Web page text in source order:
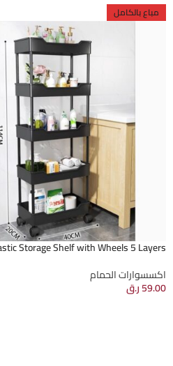
مباع بالكامل
Storage Shelf with Wheels 5 Layers
اكسسوارات الحمام
59.00ر.ق